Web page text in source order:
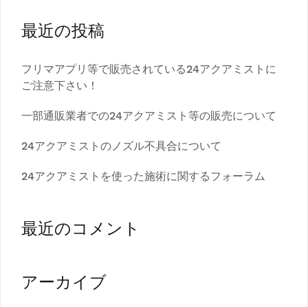
最近の投稿
フリマアプリ等で販売されている24アクアミストに
ご注意下さい！
一部通販業者での24アクアミスト等の販売について
24アクアミストのノズル不具合について
24アクアミストを使った施術に関するフォーラム
最近のコメント
アーカイブ